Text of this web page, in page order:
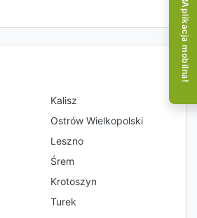
Kalisz
Ostrów Wielkopolski
Leszno
Śrem
Krotoszyn
Turek
Aplikacja mobilna!